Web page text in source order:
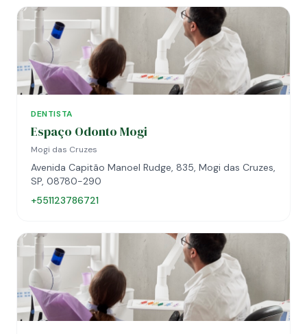
DENTISTA
Espaço Odonto Mogi
Mogi das Cruzes
Avenida Capitão Manoel Rudge, 835, Mogi das Cruzes,
SP, 08780-290
+551123786721